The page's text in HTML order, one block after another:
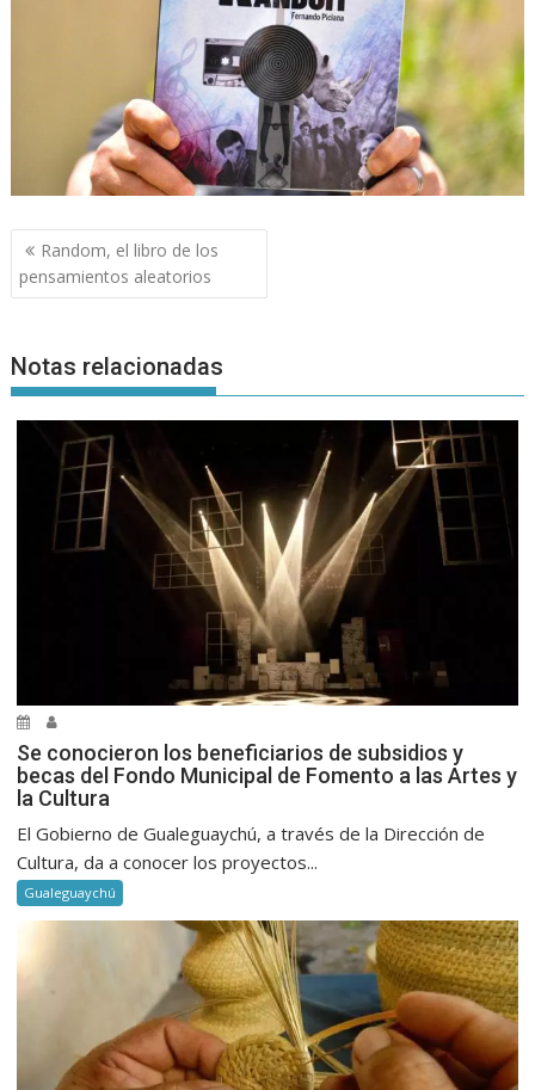
Navegación
de
entradas
Random, el libro de los
pensamientos aleatorios
Notas relacionadas
Se conocieron los beneficiarios de subsidios y
becas del Fondo Municipal de Fomento a las Artes y
la Cultura
El Gobierno de Gualeguaychú, a través de la Dirección de
Cultura, da a conocer los proyectos...
Gualeguaychú